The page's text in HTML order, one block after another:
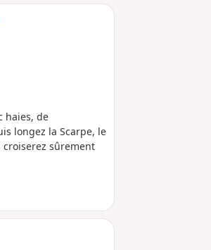
haies, de
longez la Scarpe, le
sûrement